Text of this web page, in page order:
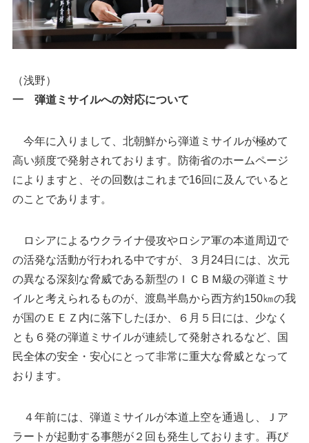
（浅野）
一 弾道ミサイルへの対応について
今年に入りまして、北朝鮮から弾道ミサイルが極めて
高い頻度で発射されております。防衛省のホームページ
によりますと、その回数はこれまで16回に及んでいると
のことであります。
ロシアによるウクライナ侵攻やロシア軍の本道周辺で
の活発な活動が行われる中ですが、３月24日には、次元
の異なる深刻な脅威である新型のＩＣＢＭ級の弾道ミサ
イルと考えられるものが、渡島半島から西方約150㎞の我
が国のＥＥＺ内に落下したほか、６月５日には、少なく
とも６発の弾道ミサイルが連続して発射されるなど、国
民全体の安全・安心にとって非常に重大な脅威となって
おります。
４年前には、弾道ミサイルが本道上空を通過し、Ｊア
ラートが起動する事態が２回も発生しております。再び